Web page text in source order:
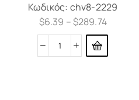
Κωδικός: chv8-2229
$6.39 –$289.74